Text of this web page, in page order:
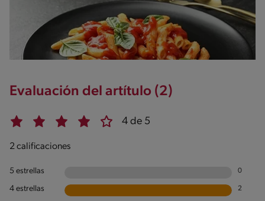
Evaluación del artítulo (2)
4 de 5
2 calificaciones
5 estrellas 0
4 estrellas 2